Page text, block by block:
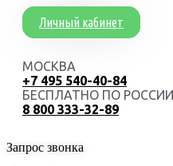
Личный кабинет
МОСКВА
+7 495 540-40-84
БЕСПЛАТНО ПО РОССИИ
8 800 333-32-89
Запрос звонка